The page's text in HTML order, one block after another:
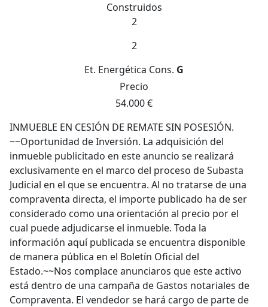
Construidos
2
2
Et. Energética Cons. G
Precio
54.000 €
INMUEBLE EN CESIÓN DE REMATE SIN POSESIÓN.
~~Oportunidad de Inversión. La adquisición del
inmueble publicitado en este anuncio se realizará
exclusivamente en el marco del proceso de Subasta
Judicial en el que se encuentra. Al no tratarse de una
compraventa directa, el importe publicado ha de ser
considerado como una orientación al precio por el
cual puede adjudicarse el inmueble. Toda la
información aquí publicada se encuentra disponible
de manera pública en el Boletín Oficial del
Estado.~~Nos complace anunciaros que este activo
está dentro de una campaña de Gastos notariales de
Compraventa. El vendedor se hará cargo de parte de